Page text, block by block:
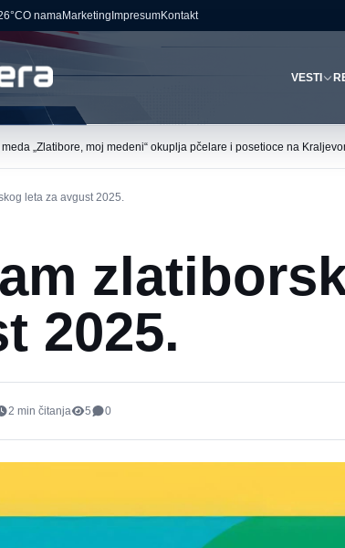
O namaMarketing ImpresumKontakt
VESTI
„Zlatibore, moj medeni“ okuplja pčelare i posetioce na
leta za avgust 2025.
2025.
2 min čitanja 5 0